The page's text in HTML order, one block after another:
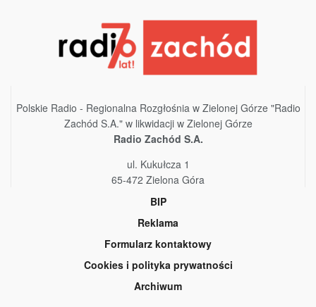
Polskie Radio - Regionalna Rozgłośnia w Zielonej Górze "Radio
Zachód S.A." w likwidacji w Zielonej Górze
Radio Zachód S.A.
ul. Kukułcza 1
65-472 Zielona Góra
BIP
Reklama
Formularz kontaktowy
Cookies i polityka prywatności
Archiwum